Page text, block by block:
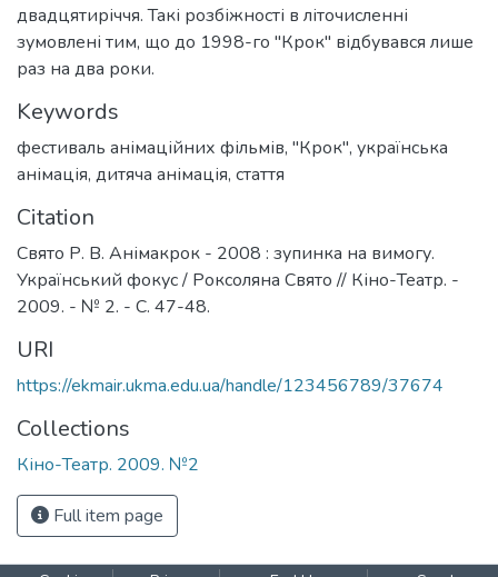
двадцятиріччя. Такі розбіжності в літочисленні
зумовлені тим, що до 1998-го "Крок" відбувався лише
раз на два роки.
Keywords
фестиваль анімаційних фільмів, "Крок", українська
анімація, дитяча анімація, стаття
Citation
Свято Р. В. Анімакрок - 2008 : зупинка на вимогу.
Український фокус / Роксоляна Свято // Кіно-Театр. -
2009. - № 2. - С. 47-48.
URI
https://ekmair.ukma.edu.ua/handle/123456789/37674
Collections
Кіно-Театр. 2009. №2
Full item page